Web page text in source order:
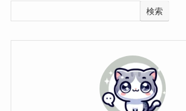
検索